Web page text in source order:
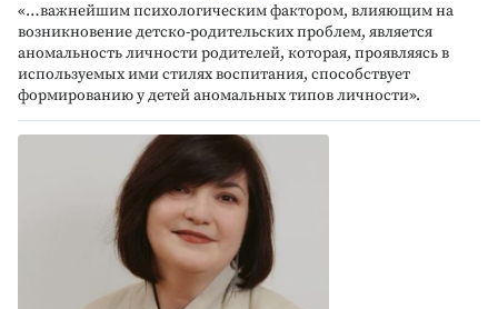
«…важнейшим психологическим фактором, влияющим на
возникновение детско-родительских проблем, является
аномальность личности родителей, которая, проявляясь в
используемых ими стилях воспитания, способствует
формированию у детей аномальных типов личности».